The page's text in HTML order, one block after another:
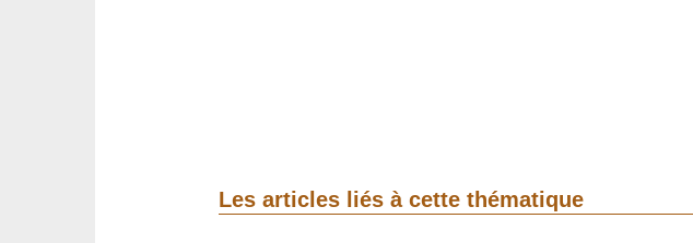
Les articles liés à cette thématique